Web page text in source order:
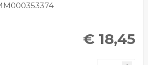
€ 18,45